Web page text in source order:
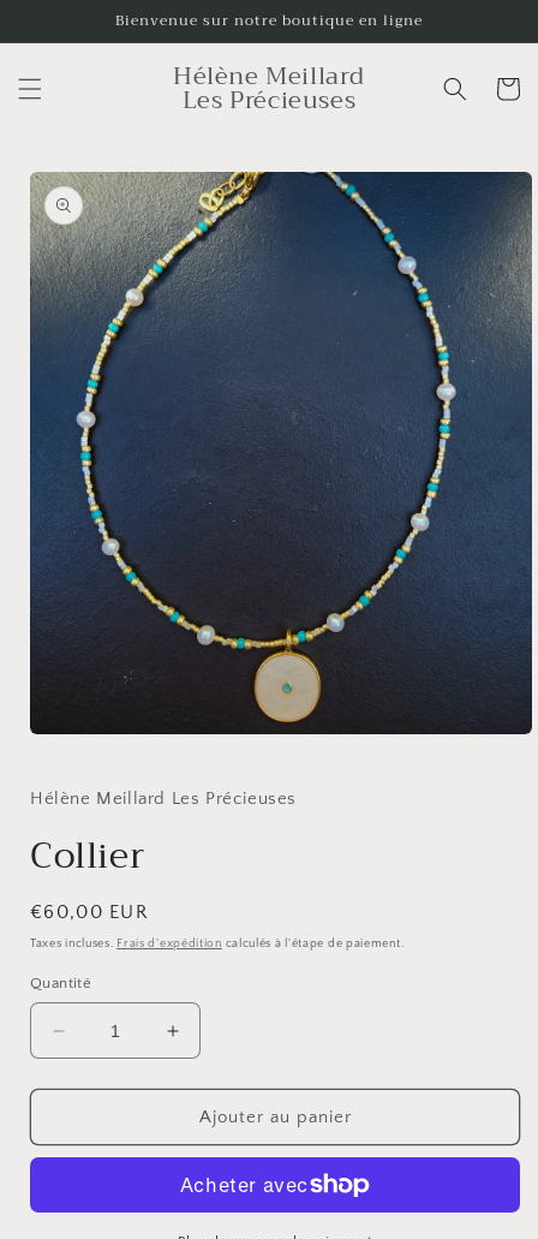
au
Bienvenue sur notre boutique en ligne
Hélène Meillard
Les Précieuses Panier
Passer aux
informations
produits
1
fenêtre
modale
Hélène Meillard Les Précieuses
Collier
Prix
habituel
€60,00 EUR
Taxes incluses. Frais d'expédition calculés à l'étape de paiement.
Quantité
Réduire
la
quantité
Collier
Augmenter
la
quantité
Collier
Ajouter au panier